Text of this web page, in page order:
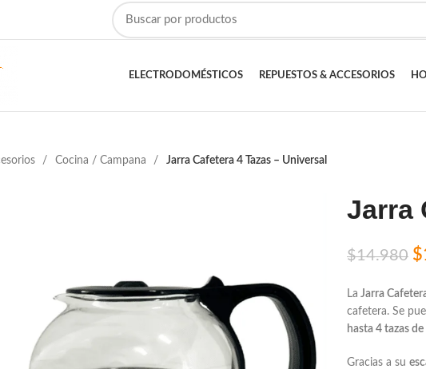
ELECTRODOMÉSTICOS REPUESTOS & ACCESORIOS
Cocina / Campana Jarra Cafetera 4 Tazas – Universal
Jarra
$14.980 $
La Jarra
cafetera. Se
hasta 4 tazas
Gracias a su